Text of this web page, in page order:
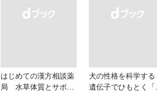
はじめての漢方相談薬
局 水草体質とサボテ
犬の性格を科学す
遺伝子でひもとく「